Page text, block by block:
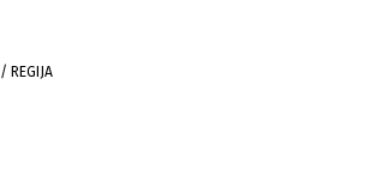
VIJESTI / REGIJA